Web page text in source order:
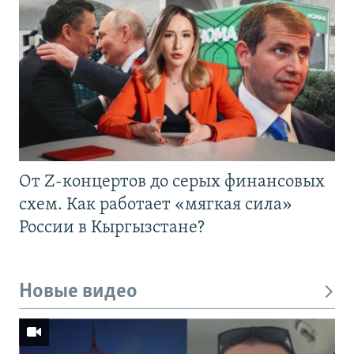
От Z-концертов до серых финансовых
схем. Как работает «мягкая сила»
России в Кыргызстане?
Новые видео